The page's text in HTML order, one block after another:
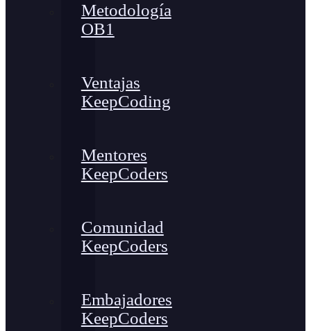
Metodología
OB1
Ventajas
KeepCoding
Mentores
KeepCoders
Comunidad
KeepCoders
Embajadores
KeepCoders